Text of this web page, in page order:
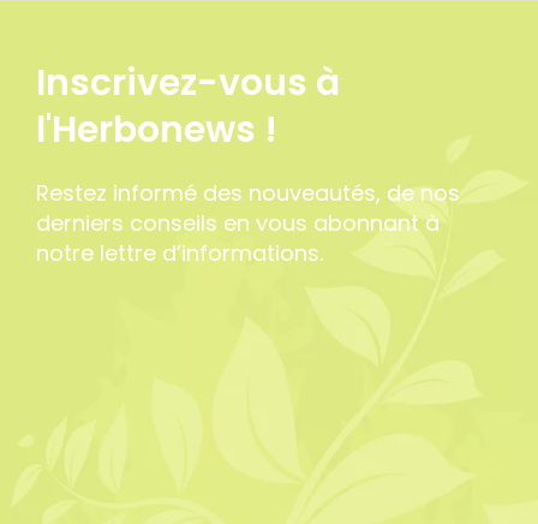
Inscrivez-vous à
l'Herbonews !
Restez informé des nouveautés, de nos
derniers conseils en vous abonnant à
notre lettre d’informations.